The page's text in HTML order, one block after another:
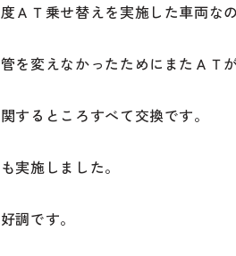
ＡＴ乗せ替えを実施した車両なの
を変えなかったためにまたＡＴ
するところすべて交換です。
実施しました。
調です。